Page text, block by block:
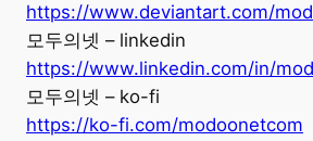
https://www.deviantart.com/
모두의넷 – linkedin
https://www.linkedin.com/in/
모두의넷 – ko-fi
https://ko-fi.com/modoonetcom